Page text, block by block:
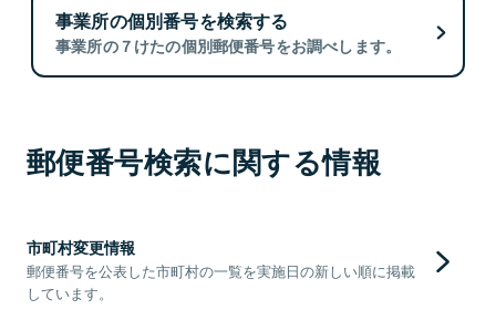
事業所の個別番号を検索する
事業所の７けたの個別郵便番号をお調べします。
郵便番号検索に関する情報
市町村変更情報
郵便番号を公表した市町村の一覧を実施日の新しい順に掲載
しています。